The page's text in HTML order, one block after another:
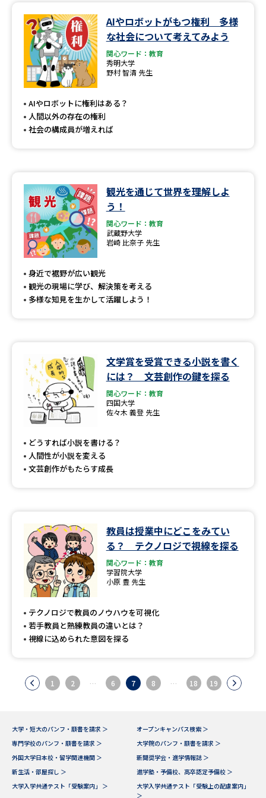
AIやロボットがもつ権利 多様
な社会について考えてみよう
関心ワード：教育
秀明大学
野村 智清 先生
AIやロボットに権利はある？
人間以外の存在の権利
社会の構成員が増えれば
観光を通じて世界を理解しよ
う！
関心ワード：教育
武蔵野大学
岩崎 比奈子 先生
身近で裾野が広い観光
観光の現場に学び、解決策を考える
多様な知見を生かして活躍しよう！
文学賞を受賞できる小説を書く
には？ 文芸創作の鍵を探る
関心ワード：教育
四国大学
佐々木 義登 先生
どうすれば小説を書ける？
人間性が小説を変える
文芸創作がもたらす成長
教員は授業中にどこをみてい
る？ テクノロジで視線を探る
関心ワード：教育
学習院大学
小原 豊 先生
テクノロジで教員のノウハウを可視化
若手教員と熟練教員の違いとは？
視線に込められた意図を探る
1 2 … 6 7 8 … 18 19
大学・短大のパンフ・願書を請求 ＞
オープンキャンパス検索 ＞
専門学校のパンフ・願書を請求 ＞
大学院のパンフ・願書を請求 ＞
外国大学日本校・留学関連機関 ＞
新聞奨学会・進学情報誌 ＞
新生活・部屋探し ＞
進学塾・予備校、高卒認定予備校 ＞
大学入学共通テスト「受験案内」 ＞
大学入学共通テスト「受験上の配慮案内」
＞